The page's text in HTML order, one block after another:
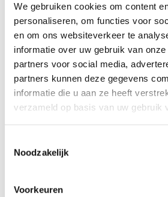
We gebruiken cookies om content
personaliseren, om functies voor
en om ons websiteverkeer te
informatie over uw gebruik van
partners voor social media,
partners kunnen deze gegevens
informatie die u aan ze heeft
verzameld op basis van uw gebruik
Noodzakelijk
Voorkeuren
Geschikt voor zowel links-
Lengte handvat: 11 cm